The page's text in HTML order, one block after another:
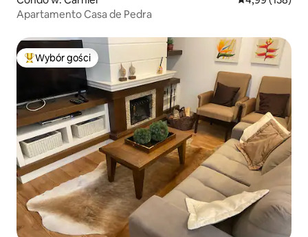
Apartamento Casa de Pedra
Najpopularniejsze z kategorii Wybór gości
Wybór gości